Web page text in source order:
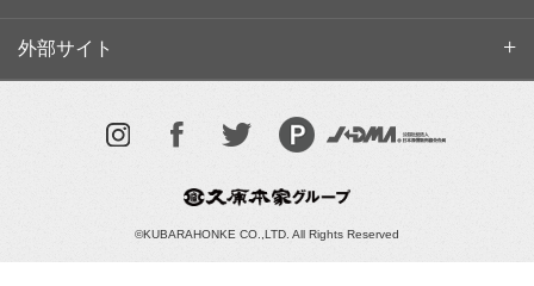
外部サイト
©KUBARAHONKE CO.,LTD. All Rights Reserved